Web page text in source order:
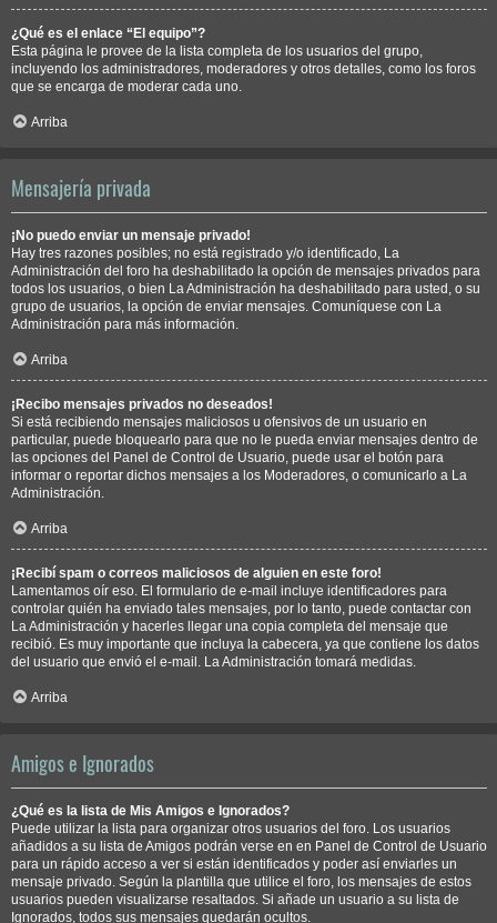
¿Qué es el enlace “El equipo”?
Esta página le provee de la lista completa de los usuarios del grupo,
incluyendo los administradores, moderadores y otros detalles, como los foros
que se encarga de moderar cada uno.
Arriba
Mensajería privada
¡No puedo enviar un mensaje privado!
Hay tres razones posibles; no está registrado y/o identificado, La
Administración del foro ha deshabilitado la opción de mensajes privados para
todos los usuarios, o bien La Administración ha deshabilitado para usted, o su
grupo de usuarios, la opción de enviar mensajes. Comuníquese con La
Administración para más información.
Arriba
¡Recibo mensajes privados no deseados!
Si está recibiendo mensajes maliciosos u ofensivos de un usuario en
particular, puede bloquearlo para que no le pueda enviar mensajes dentro de
las opciones del Panel de Control de Usuario, puede usar el botón para
informar o reportar dichos mensajes a los Moderadores, o comunicarlo a La
Administración.
Arriba
¡Recibí spam o correos maliciosos de alguien en este foro!
Lamentamos oír eso. El formulario de e-mail incluye identificadores para
controlar quién ha enviado tales mensajes, por lo tanto, puede contactar con
La Administración y hacerles llegar una copia completa del mensaje que
recibió. Es muy importante que incluya la cabecera, ya que contiene los datos
del usuario que envió el e-mail. La Administración tomará medidas.
Arriba
Amigos e Ignorados
¿Qué es la lista de Mis Amigos e Ignorados?
Puede utilizar la lista para organizar otros usuarios del foro. Los usuarios
añadidos a su lista de Amigos podrán verse en en Panel de Control de Usuario
para un rápido acceso a ver si están identificados y poder así enviarles un
mensaje privado. Según la plantilla que utilice el foro, los mensajes de estos
usuarios pueden visualizarse resaltados. Si añade un usuario a su lista de
Ignorados, todos sus mensajes quedarán ocultos.